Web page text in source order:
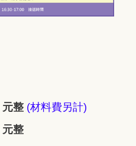
元整 (材料費另計)
元整